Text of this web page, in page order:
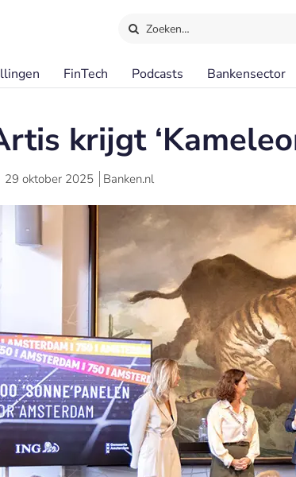
Zoeken…
FinTech Podcasts Bankensector
krijgt
29 oktober 2025 Banken.nl